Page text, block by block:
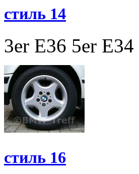
стиль 14
3er E36 5er E34
стиль 16